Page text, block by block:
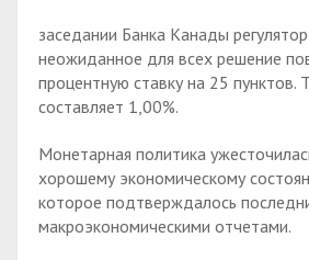
заседании Банка Канады
неожиданное для всех решение
процентную ставку на 25 пунктов.
составляет 1,00%.
Монетарная политика
хорошему экономическому
которое подтверждалось
макроэкономическими отчетами.